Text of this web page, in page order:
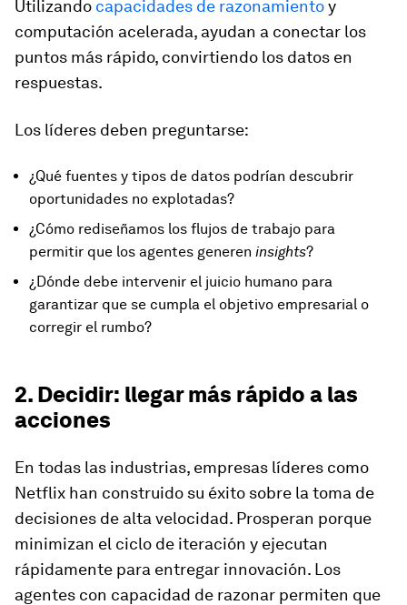
Utilizando capacidades de razonamientoy
computación acelerada, ayudan a conectar los
puntos más rápido, convirtiendo los datos en
respuestas.
Los líderes deben preguntarse:
¿Qué fuentes y tipos de datos podrían descubrir
oportunidades no explotadas?
¿Cómo rediseñamos los flujos de trabajo para
permitir que los agentes generen insights?
¿Dónde debe intervenir el juicio humano para
garantizar que se cumpla el objetivo empresarial o
corregir el rumbo?
2. Decidir: llegar más rápido a las
acciones
En todas las industrias, empresas líderes como
Netflix han construido su éxito sobre la toma de
decisiones de alta velocidad. Prosperan porque
minimizan el ciclo de iteración y ejecutan
rápidamente para entregar innovación. Los
agentes con capacidad de razonar permiten que